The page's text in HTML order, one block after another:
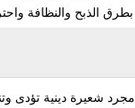
الذبح والنظافة
شعيرة دينية تؤدى